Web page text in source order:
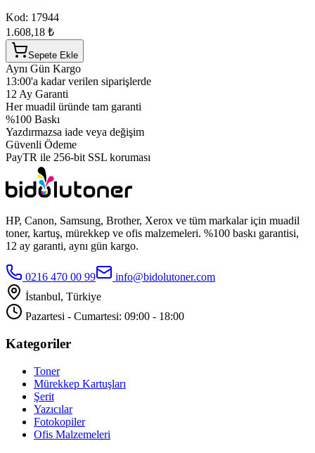
Kod: 17944
1.608,18 ₺
Sepete Ekle
Aynı Gün Kargo
13:00'a kadar verilen siparişlerde
12 Ay Garanti
Her muadil üründe tam garanti
%100 Baskı
Yazdırmazsa iade veya değişim
Güvenli Ödeme
PayTR ile 256-bit SSL koruması
HP, Canon, Samsung, Brother, Xerox ve tüm markalar için muadil
toner, kartuş, mürekkep ve ofis malzemeleri. %100 baskı garantisi,
12 ay garanti, aynı gün kargo.
0216 470 00 99
info@bidolutoner.com
İstanbul, Türkiye
Pazartesi - Cumartesi: 09:00 - 18:00
Kategoriler
Toner
Mürekkep Kartuşları
Şerit
Yazıcılar
Fotokopiler
Ofis Malzemeleri